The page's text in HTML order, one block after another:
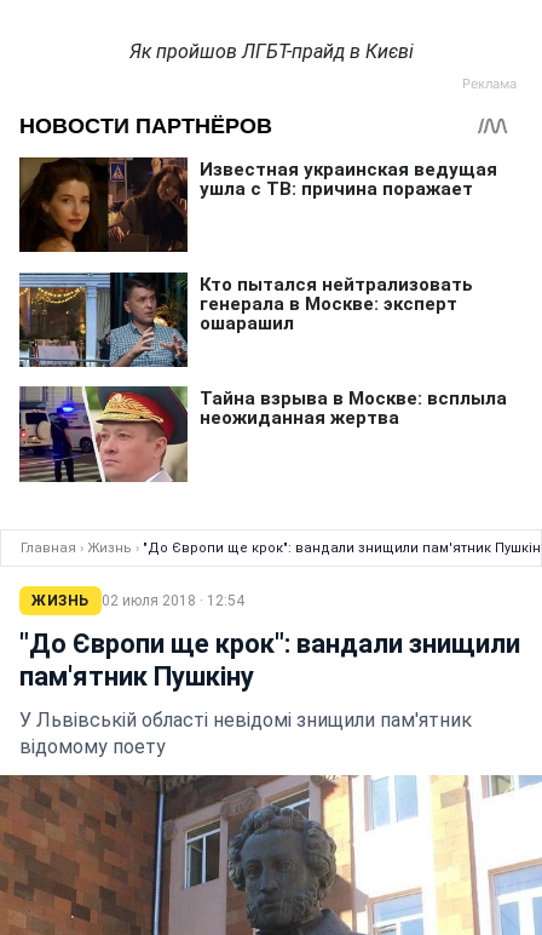
Як пройшов ЛГБТ-прайд в Києві
Главная › Жизнь › "До Європи ще крок": вандали знищили пам'ятник
ЖИЗНЬ 02 июля 2018 · 12:54
"До Європи ще крок": вандали знищили
пам'ятник Пушкіну
У Львівській області невідомі знищили пам'ятник
відомому поету